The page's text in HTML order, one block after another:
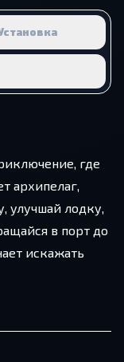
где
архипелаг,
улучшай лодку,
в порт до
искажать